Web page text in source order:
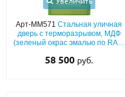
Арт-ММ571Стальная уличная
дверь с терморазрывом, МДФ
(зеленый окрас эмалью по RAL)
58 500 руб.